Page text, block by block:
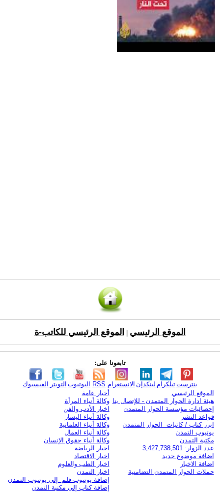
الموقع الرئيسي الموقع الرئيسي للكاتب-ة
تابعونا على:
الفيسبوك التويتر اليوتيوب RSS الانستغرام لينكدإن تيلكرامبنترست
الموقع الرئيسي
هيئة ادارة الحوار المتمدن - للإتصال بنا
إحصائيات مؤسسة الحوار المتمدن
قواعد النشر
ابرز كتاب / كاتبات الحوار المتمدن
يوتيوب التمدن
مكتبة التمدن
عدد الزوار: 3,427,738,501
اضافة موضوع جديد
اضافة الاخبار
حملات الحوار المتمدن التضامنية
أخبار عامة
وكالة أنباء المرأة
اخبار الأدب والفن
وكالة أنباء اليسار
وكالة أنباء العلمانية
وكالة أنباء العمال
وكالة أنباء حقوق الإنسان
اخبار الرياضة
اخبار الاقتصاد
اخبار الطب والعلوم
اخبار التمدن
إضافة يوتيوب-فلم إلى يوتيوب التمدن
إضافة كتاب إلى مكتبة التمدن